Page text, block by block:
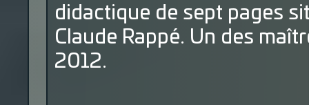
didactique de sept pages
Claude Rappé. Un des
2012.